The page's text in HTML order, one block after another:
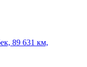
89 631 км,